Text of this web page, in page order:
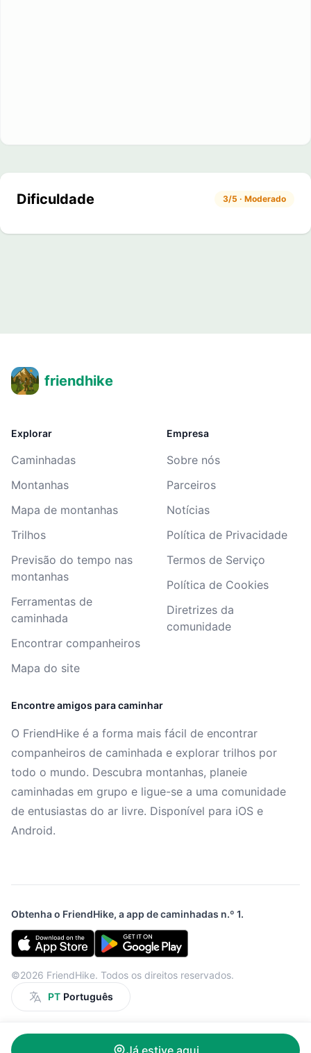
Dificuldade 3/5 · Moderado
Já estive aqui
friendhike
Explorar
Caminhadas
Montanhas
Mapa de montanhas
Trilhos
Previsão do tempo nas
montanhas
Ferramentas de
caminhada
Encontrar companheiros
Mapa do site
Empresa
Sobre nós
Parceiros
Notícias
Política de Privacidade
Termos de Serviço
Política de Cookies
Diretrizes da
comunidade
Encontre amigos para caminhar
O FriendHike é a forma mais fácil de encontrar
companheiros de caminhada e explorar trilhos por
todo o mundo. Descubra montanhas, planeie
caminhadas em grupo e ligue-se a uma comunidade
de entusiastas do ar livre. Disponível para iOS e
Android.
Obtenha o FriendHike, a app de caminhadas n.º 1.
©2026 FriendHike. Todos os direitos reservados.
PT Português